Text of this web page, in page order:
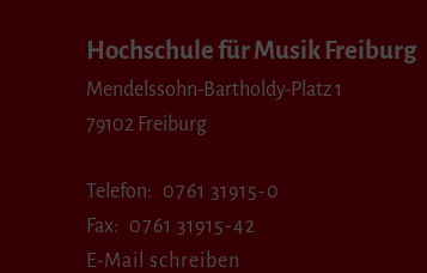
Hochschule für Musik Freiburg
Mendelssohn-Bartholdy-Platz 1
79102 Freiburg
Telefon
0761 31915-0
Fax
0761 31915-42
E-Mail schreiben